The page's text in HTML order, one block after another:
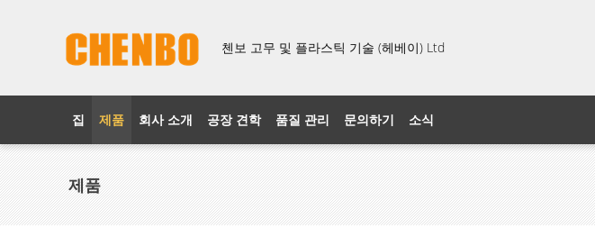
첸보 고무 및 플라스틱 기술 (헤베이) Ltd
집 제품 회사 소개 공장 견학 품질 관리 문의하기 소식
제품